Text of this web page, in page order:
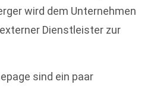
wird dem Unternehmen
Dienstleister zur
sind ein paar